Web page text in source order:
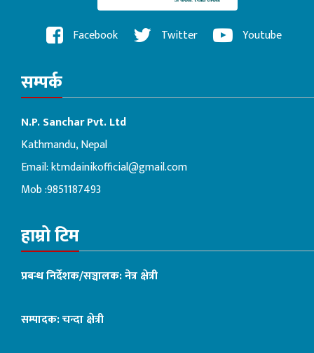
Facebook Twitter Youtube
सम्पर्क
N.P. Sanchar Pvt. Ltd
Kathmandu, Nepal
Email:ktmdainikofficial@gmail.com
Mob :9851187493
हाम्रो टिम
प्रबन्ध निर्देशक/सञ्चालक: नेत्र क्षेत्री
सम्पादक: चन्दा क्षेत्री